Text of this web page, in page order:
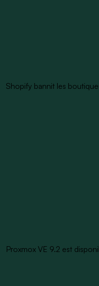
Shopify bannit les
Proxmox VE 9.2 est